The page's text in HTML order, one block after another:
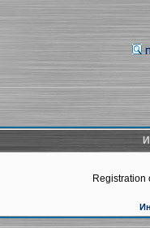
Registration